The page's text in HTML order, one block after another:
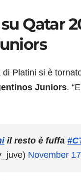
Qatar
Platini si è
Juniors.
il resto è fuffa
November